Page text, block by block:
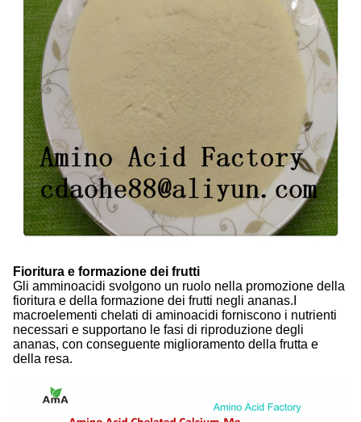
Fioritura e formazione dei frutti
Gli amminoacidi svolgono un ruolo nella promozione della
fioritura e della formazione dei frutti negli ananas.I
macroelementi chelati di aminoacidi forniscono i nutrienti
necessari e supportano le fasi di riproduzione degli
ananas, con conseguente miglioramento della frutta e
della resa.